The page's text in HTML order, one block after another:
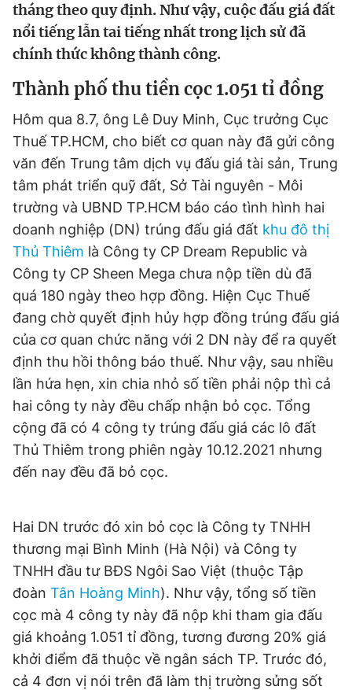
Sản phẩm khác
Thông tin tòa soạn Liên hệ quảng cáo
Đọc Thanh Niên trên điện thoại
Theo dõi báo trên
Hotline
0906 645 777
Liên hệ quảng cáo
0908 780 404
Đặt báo Quảng cáo Tòa soạn Chính sách bảo
Tổng biên tập: Nguyễn Ngọc Toàn
Phó tổng biên tập thường trực: Hải Thành
Tổng thư ký tòa soạn: Đức Trung
Giấy phép xuất bản số 110/GP - BTTTT cấp ngày 24.3.2020
© 2003-2026 Bản quyền thuộc về Báo Thanh Niên. Cấm sao
chép dưới mọi hình thức nếu không có sự chấp thuận bằng văn
bản. Phát triển bởi ePi Technologies, JSC.
tháng theo quy định. Như vậy, cuộc đấu giá đất
nổi tiếng lẫn tai tiếng nhất trong lịch sử đã
chính thức không thành công.
Thành phố thu tiền cọc 1.051 tỉ đồng
Hôm qua 8.7, ông Lê Duy Minh, Cục trưởng Cục
Thuế TP.HCM, cho biết cơ quan này đã gửi công
văn đến Trung tâm dịch vụ đấu giá tài sản, Trung
tâm phát triển quỹ đất, Sở Tài nguyên - Môi
trường và UBND TP.HCM báo cáo tình hình hai
doanh nghiệp (DN) trúng đấu giá đất khu đô thị
Thủ Thiêm là Công ty CP Dream Republic và
Công ty CP Sheen Mega chưa nộp tiền dù đã
quá 180 ngày theo hợp đồng. Hiện Cục Thuế
đang chờ quyết định hủy hợp đồng trúng đấu giá
của cơ quan chức năng với 2 DN này để ra quyết
định thu hồi thông báo thuế. Như vậy, sau nhiều
lần hứa hẹn, xin chia nhỏ số tiền phải nộp thì cả
hai công ty này đều chấp nhận bỏ cọc. Tổng
cộng đã có 4 công ty trúng đấu giá các lô đất
Thủ Thiêm trong phiên ngày 10.12.2021 nhưng
đến nay đều đã bỏ cọc.
Hai DN trước đó xin bỏ cọc là Công ty TNHH
thương mại Bình Minh (Hà Nội) và Công ty
TNHH đầu tư BĐS Ngôi Sao Việt (thuộc Tập
đoàn Tân Hoàng Minh). Như vậy, tổng số tiền
cọc mà 4 công ty này đã nộp khi tham gia đấu
giá khoảng 1.051 tỉ đồng, tương đương 20% giá
khởi điểm đã thuộc về ngân sách TP. Trước đó,
cả 4 đơn vị nói trên đã làm thị trường sửng sốt